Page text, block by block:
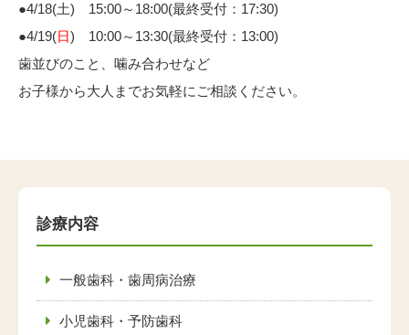
●4/18(土) 15:00～18:00(最終受付：17:30)
●4/19(日) 10:00～13:30(最終受付：13:00)
歯並びのこと、噛み合わせなど
お子様から大人までお気軽にご相談ください。
診療内容
一般歯科・歯周病治療
小児歯科・予防歯科